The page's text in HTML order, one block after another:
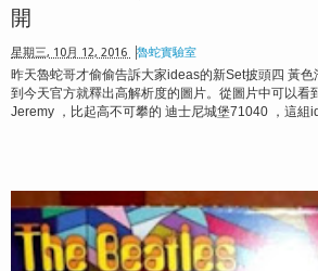
開
星期三, 10月 12, 2016 魯蛇實驗室
昨天魯蛇哥才偷偷告訴大家ideas的新Set披頭四 黃
到今天官方就釋出高解析度的圖片。從圖片中可以看
Jeremy ，比起高不可攀的 迪士尼城堡71040 ，這組